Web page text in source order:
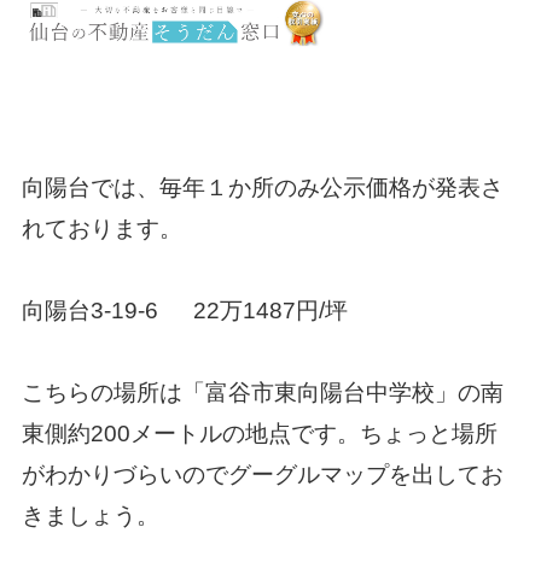
向陽台では、毎年１か所のみ公示価格が発表さ
れております。
向陽台3-19-6 22万1487円/坪
こちらの場所は「富谷市東向陽台中学校」の南
東側約200メートルの地点です。 ちょっと場所
がわかりづらいのでグーグルマップを出してお
きましょう。